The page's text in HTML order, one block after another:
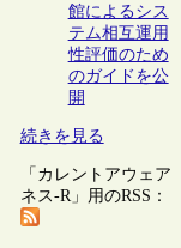
館によるシス
テム相互運用
性評価のため
のガイドを公
開
続きを見る
「カレントアウェア
ネス-R」用のRSS：